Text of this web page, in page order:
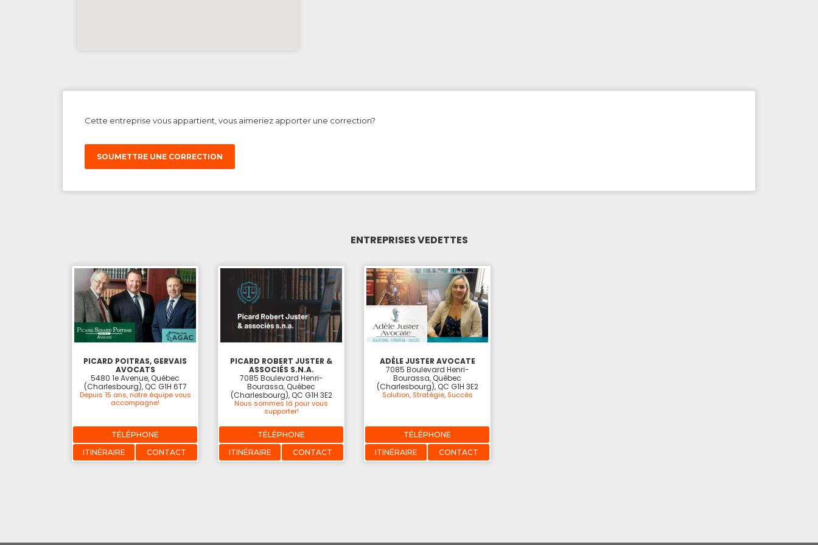
Cette entreprise vous appartient, vous aimeriez apporter une correction?
SOUMETTRE UNE CORRECTION
ENTREPRISES VEDETTES
PICARD POITRAS, GERVAIS
AVOCATS
5480 1e Avenue, Québec
(Charlesbourg), QC G1H 6T7
Depuis 15 ans, notre équipe vous
accompagne!
TÉLÉPHONE
ITINÉRAIRE
CONTACT
PICARD ROBERT JUSTER &
ASSOCIÉS S.N.A.
7085 Boulevard Henri-
Bourassa, Québec
(Charlesbourg), QC G1H 3E2
Nous sommes là pour vous
supporter!
TÉLÉPHONE
ITINÉRAIRE
CONTACT
ADÈLE JUSTER AVOCATE
7085 Boulevard Henri-
Bourassa, Québec
(Charlesbourg), QC G1H 3E2
Solution, Stratégie, Succès
TÉLÉPHONE
ITINÉRAIRE
CONTACT